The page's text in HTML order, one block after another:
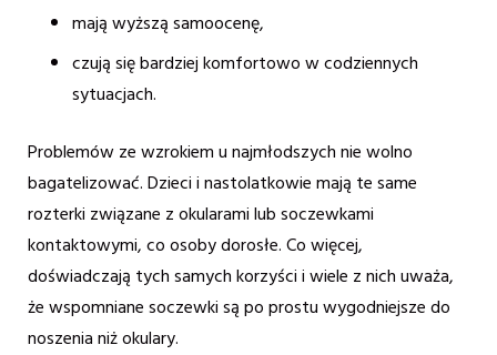
mają wyższą samoocenę,
czują się bardziej komfortowo w codziennych
sytuacjach.
Problemów ze wzrokiem u najmłodszych nie wolno
bagatelizować. Dzieci i nastolatkowie mają te same
rozterki związane z okularami lub soczewkami
kontaktowymi, co osoby dorosłe. Co więcej,
doświadczają tych samych korzyści i wiele z nich uważa,
że wspomniane soczewki są po prostu wygodniejsze do
noszenia niż okulary.